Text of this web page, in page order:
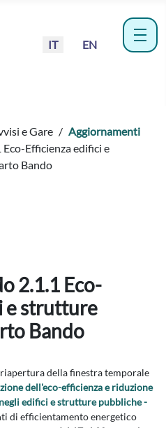
Seleziona la tua lingua
IT EN
e Gare
Aggiornamenti
Efficienza edifici e
Bando
2.1.1 Eco-
e strutture
Bando
della finestra temporale
dell'eco-efficienza e riduzione
edifici e strutture pubbliche -
di efficientamento energetico